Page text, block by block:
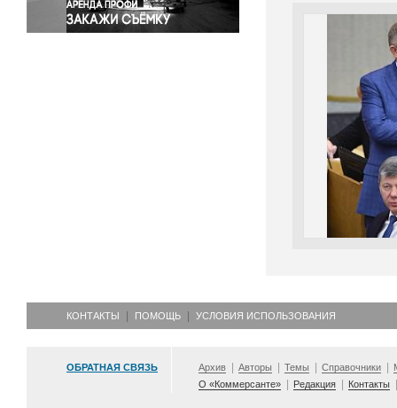
КОНТАКТЫ ПОМОЩЬ УСЛОВИЯ ИСПОЛЬЗОВАНИЯ
ОБРАТНАЯ СВЯЗЬ Архив Авторы Темы Справочники
О «Коммерсанте»
Редакция Контакты